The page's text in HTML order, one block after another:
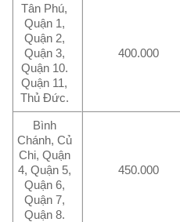
Tân Phú,
Quận 1,
Quận 2,
Quận 3,
Quận 10.
Quận 11,
Thủ Đức.
400.000
Bình
Chánh, Củ
Chi, Quận
4, Quận 5,
Quận 6,
Quận 7,
Quận 8.
450.000